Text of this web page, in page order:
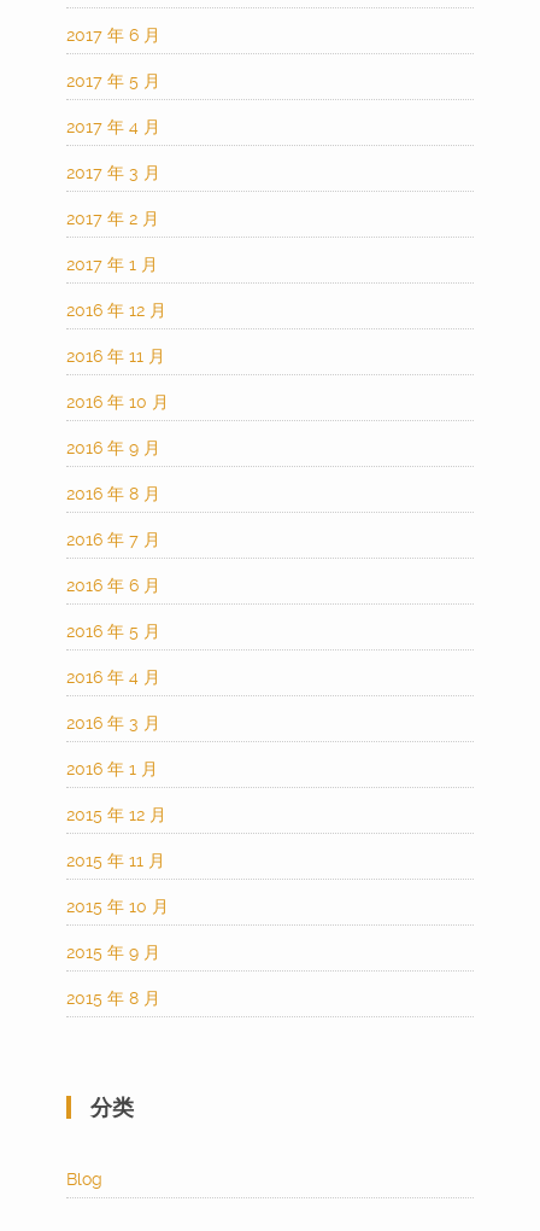
2017 年 6 月
2017 年 5 月
2017 年 4 月
2017 年 3 月
2017 年 2 月
2017 年 1 月
2016 年 12 月
2016 年 11 月
2016 年 10 月
2016 年 9 月
2016 年 8 月
2016 年 7 月
2016 年 6 月
2016 年 5 月
2016 年 4 月
2016 年 3 月
2016 年 1 月
2015 年 12 月
2015 年 11 月
2015 年 10 月
2015 年 9 月
2015 年 8 月
分类
Blog